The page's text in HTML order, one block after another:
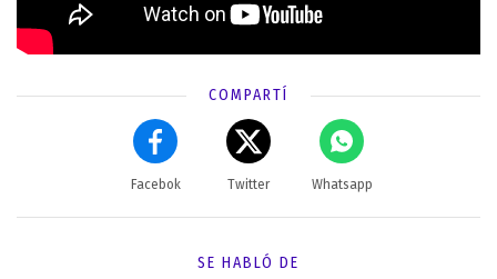
COMPARTÍ
Facebok Twitter Whatsapp
SE HABLÓ DE